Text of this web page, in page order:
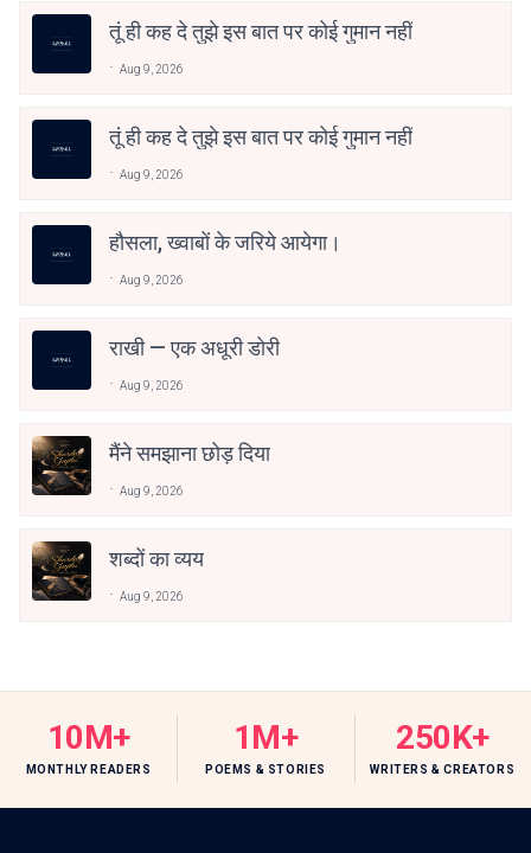
तूं ही कह दे तुझे इस बात पर कोई गुमान नहीं
Aug 9, 2026
तूं ही कह दे तुझे इस बात पर कोई गुमान नहीं
Aug 9, 2026
हौसला, ख्वाबों के जरिये आयेगा।
Aug 9, 2026
राखी — एक अधूरी डोरी
Aug 9, 2026
मैंने समझाना छोड़ दिया
Aug 9, 2026
शब्दों का व्यय
Aug 9, 2026
10M+
MONTHLY READERS
1M+
POEMS & STORIES
250K+
WRITERS & CREATORS